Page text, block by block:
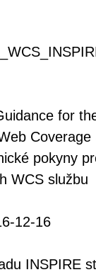
for
pokyny
WCS službu
12-16
INSPIRE